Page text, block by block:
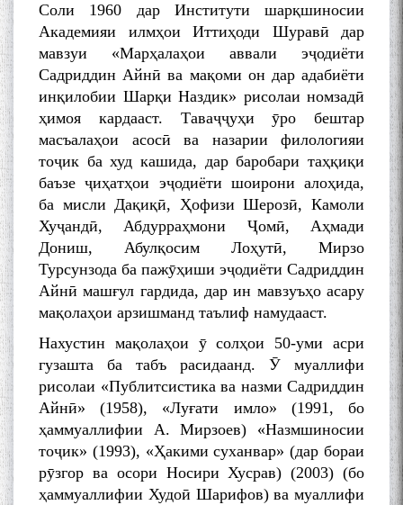
Соли 1960 дар Институти шарқшиносии
Академияи илмҳои Иттиҳоди Шуравӣ дар
мавзуи «Марҳалаҳои аввали эҷодиёти
Садриддин Айнӣ ва мақоми он дар адабиёти
инқилобии Шарқи Наздик» рисолаи номзадӣ
ҳимоя кардааст. Таваҷҷуҳи ӯро бештар
масъалаҳои асосӣ ва назарии филологияи
тоҷик ба худ кашида, дар баробари таҳқиқи
баъзе ҷиҳатҳои эҷодиёти шоирони алоҳида,
ба мисли Дақиқӣ, Ҳофизи Шерозӣ, Камоли
Хуҷандӣ, Абдурраҳмони Ҷомӣ, Аҳмади
Дониш, Абулқосим Лоҳутӣ, Мирзо
Турсунзода ба пажӯҳиши эҷодиёти Садриддин
Айнӣ машғул гардида, дар ин мавзуъҳо асару
мақолаҳои арзишманд таълиф намудааст.
Нахустин мақолаҳои ӯ солҳои 50-уми асри
гузашта ба табъ расидаанд. Ӯ муаллифи
рисолаи «Публитсистика ва назми Садриддин
Айнӣ» (1958), «Луғати имло» (1991, бо
ҳаммуаллифии А. Мирзоев) «Назмшиносии
тоҷик» (1993), «Ҳакими суханвар» (дар бораи
рӯзгор ва осори Носири Хусрав) (2003) (бо
ҳаммуаллифии Худоӣ Шарифов) ва муаллифи